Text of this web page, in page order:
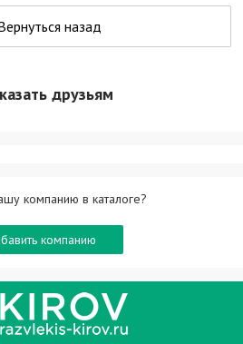
назад
друзьям
компанию в каталоге?
компанию